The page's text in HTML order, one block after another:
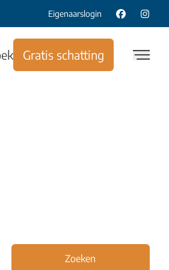
Eigenaarslogin
Gratis schatting
Zoeken